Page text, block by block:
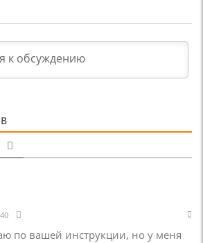
по вашей инструкции, но у меня